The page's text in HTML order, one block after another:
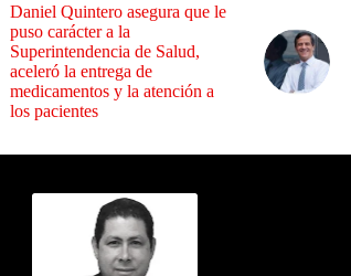
Daniel Quintero asegura que le
puso carácter a la
Superintendencia de Salud,
aceleró la entrega de
medicamentos y la atención a
los pacientes